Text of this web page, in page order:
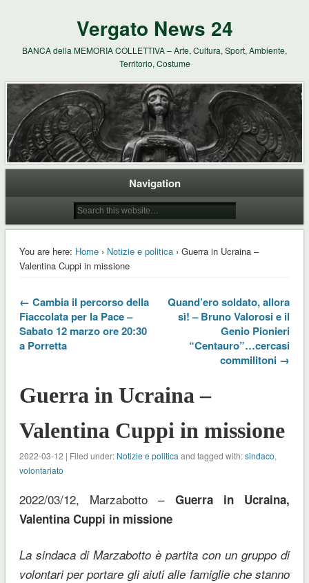
Vergato News 24
BANCA della MEMORIA COLLETTIVA – Arte, Cultura, Sport, Ambiente,
Territorio, Costume
Navigation
You are here: Home› Notizie e politica› Guerra in Ucraina –
Valentina Cuppi in missione
← Cambia il percorso della
Fiaccolata per la Pace –
Sabato 12 marzo ore 20:30
a Porretta
Quand’ero soldato, allora
sì! – Bruno Valorosi e il
Genio Pionieri
“Centauro”…cercasi
commilitoni →
Guerra in Ucraina –
Valentina Cuppi in missione
2022-03-12 | Filed under: Notizie e politica and tagged with:sindaco,
volontariato
2022/03/12, Marzabotto – Guerra in Ucraina,
Valentina Cuppi in missione
La sindaca di Marzabotto è partita con un gruppo di
volontari per portare gli aiuti alle famiglie che stanno